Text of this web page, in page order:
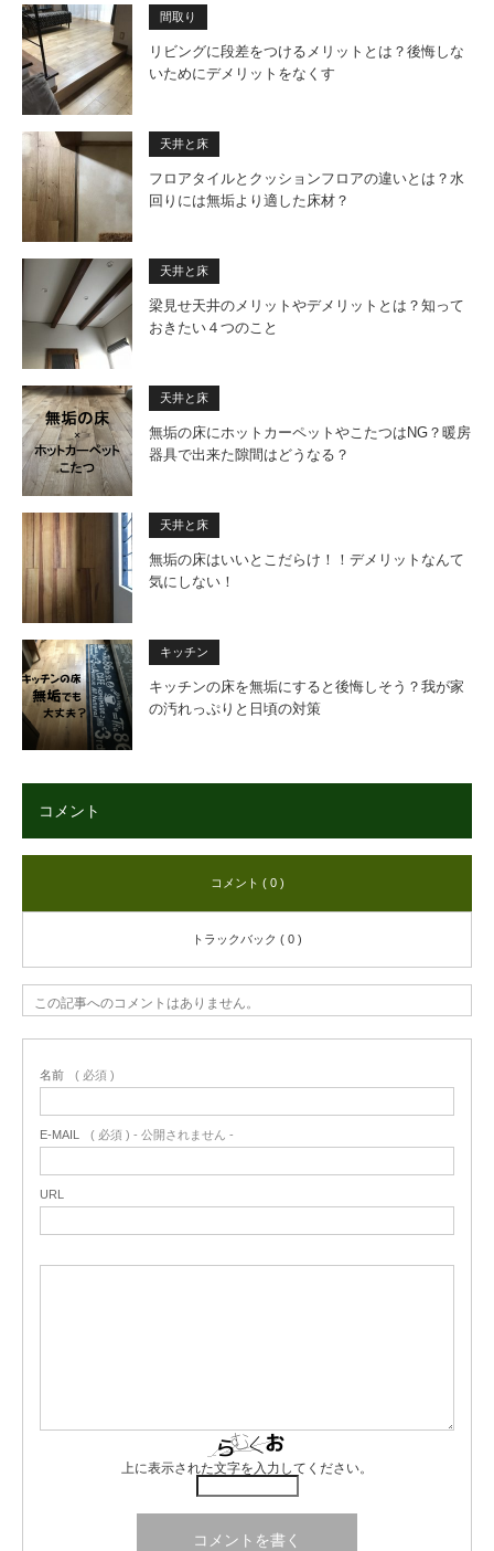
間取り
リビングに段差をつけるメリットとは？後悔しな
いためにデメリットをなくす
天井と床
フロアタイルとクッションフロアの違いとは？水
回りには無垢より適した床材？
天井と床
梁見せ天井のメリットやデメリットとは？知って
おきたい４つのこと
天井と床
無垢の床にホットカーペットやこたつはNG？暖房
器具で出来た隙間はどうなる？
天井と床
無垢の床はいいとこだらけ！！デメリットなんて
気にしない！
キッチン
キッチンの床を無垢にすると後悔しそう？我が家
の汚れっぷりと日頃の対策
コメント
コメント ( 0 )
トラックバック ( 0 )
この記事へのコメントはありません。
名前 ( 必須 )
E-MAIL ( 必須 ) - 公開されません -
URL
上に表示された文字を入力してください。